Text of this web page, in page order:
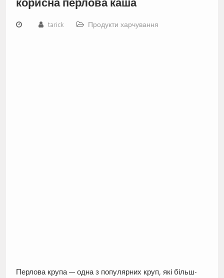
tarick Продукти харчування
Перлова крупа — одна з популярних круп, які більш-